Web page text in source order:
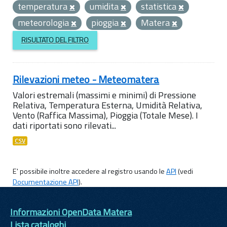
temperatura
umidita
statistica
meteorologia
pioggia Matera
RISULTATO DEL FILTRO
Rilevazioni meteo - Meteomatera
Valori estremali (massimi e minimi) di Pressione
Relativa, Temperatura Esterna, Umidità Relativa,
Vento (Raffica Massima), Pioggia (Totale Mese). I
dati riportati sono rilevati...
CSV
E' possibile inoltre accedere al registro usando leAPI(vedi
Documentazione API).
Informazioni OpenData Matera